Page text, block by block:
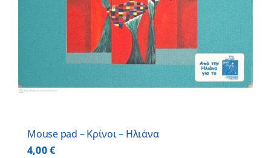
Mouse pad – Κρίνοι – Ηλιάνα
4,00€